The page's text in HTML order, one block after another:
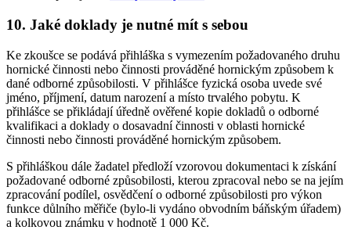
10. Jaké doklady je nutné mít s sebou
Ke zkoušce se podává přihláška s vymezením požadovaného druhu
hornické činnosti nebo činnosti prováděné hornickým způsobem k
dané odborné způsobilosti. V přihlášce fyzická osoba uvede své
jméno, příjmení, datum narození a místo trvalého pobytu. K
přihlášce se přikládají úředně ověřené kopie dokladů o odborné
kvalifikaci a doklady o dosavadní činnosti v oblasti hornické
činnosti nebo činnosti prováděné hornickým způsobem.
S přihláškou dále žadatel předloží vzorovou dokumentaci k získání
požadované odborné způsobilosti, kterou zpracoval nebo se na jejím
zpracování podílel, osvědčení o odborné způsobilosti pro výkon
funkce důlního měřiče (bylo-li vydáno obvodním báňským úřadem)
a kolkovou známku v hodnotě 1 000 Kč.